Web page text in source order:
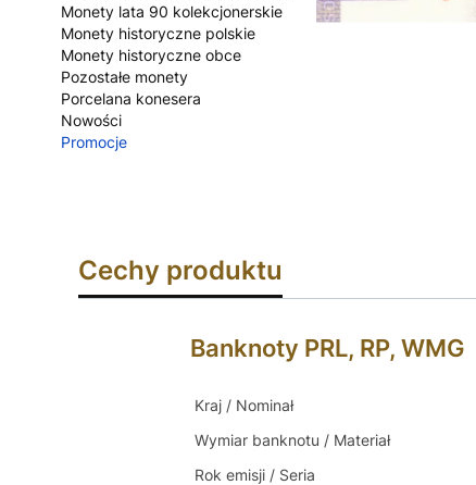
Monety lata 90 kolekcjonerskie
Monety historyczne polskie
Monety historyczne obce
Pozostałe monety
Porcelana konesera
Nowości
Promocje
Cechy produktu
Banknoty PRL, RP, WMG
Kraj / Nominał
Wymiar banknotu / Materiał
Rok emisji / Seria